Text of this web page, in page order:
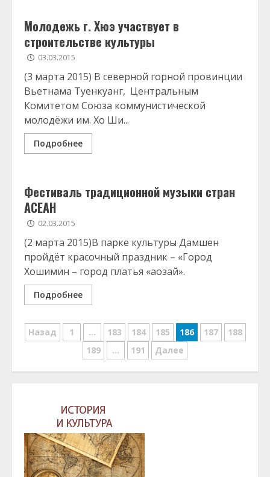
Молодежь г. Хюэ участвует в
строительстве культуры
03.03.2015
(3 марта 2015) В северной горной провинции
Вьетнама Туенкуанг, Центральным
Комитетом Союза коммунистической
молодёжи им. Хо Ши...
Подробнее
Фестиваль традиционной музыки стран
АСЕАН
02.03.2015
(2 марта 2015)В парке культуры Дамшен
пройдёт красочный праздник – «Город
Хошимин – город платья «аозай».
Подробнее
Навигация
записям
Назад 1 … 183 184 185 186 187
188
189
… 191 Далее